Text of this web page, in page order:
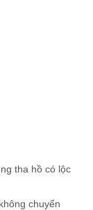
tha hồ có lộc
chuyển